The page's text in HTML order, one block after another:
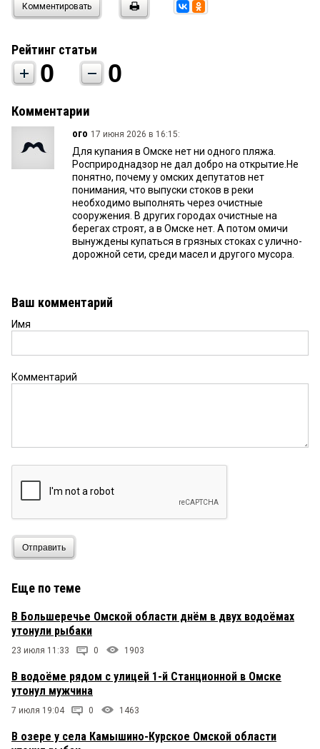
Комментировать
Рейтинг статьи
0 0
Комментарии
ого 17 июня 2026 в 16:15:
Для купания в Омске нет ни одного пляжа.
Росприроднадзор не дал добро на открытие.Не
понятно, почему у омских депутатов нет
понимания, что выпуски стоков в реки
необходимо выполнять через очистные
сооружения. В других городах очистные на
берегах строят, а в Омске нет. А потом омичи
вынуждены купаться в грязных стоках с улично-
дорожной сети, среди масел и другого мусора.
Ваш комментарий
Имя
Комментарий
Отправить
Еще по теме
В Большеречье Омской области днём в двух водоёмах
утонули рыбаки
23 июля 11:33 0 1903
В водоёме рядом с улицей 1-й Станционной в Омске
утонул мужчина
7 июля 19:04 0 1463
В озере у села Камышино-Курское Омской области